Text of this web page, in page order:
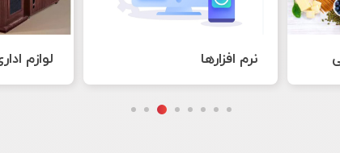
لوازم اداری هنر های